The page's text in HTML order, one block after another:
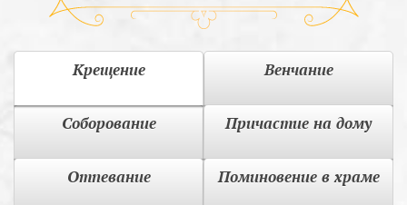
Крещение Венчание
Соборование Причастие на дому
Отпевание Поминовение в храме